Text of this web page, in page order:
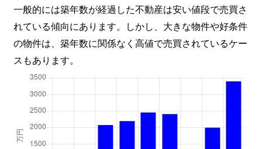
一般的には築年数が経過した不動産は安い値段で売買さ
れている傾向にあります。しかし、大きな物件や好条件
の物件は、築年数に関係なく高値で売買されているケー
スもあります。